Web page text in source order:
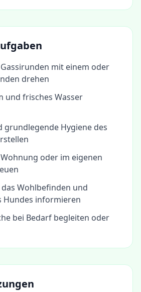
mit einem oder
drehen
und frisches Wasser
grundlegende Hygiene des
oder im eigenen
Wohlbefinden und
Hundes informieren
bei Bedarf begleiten oder